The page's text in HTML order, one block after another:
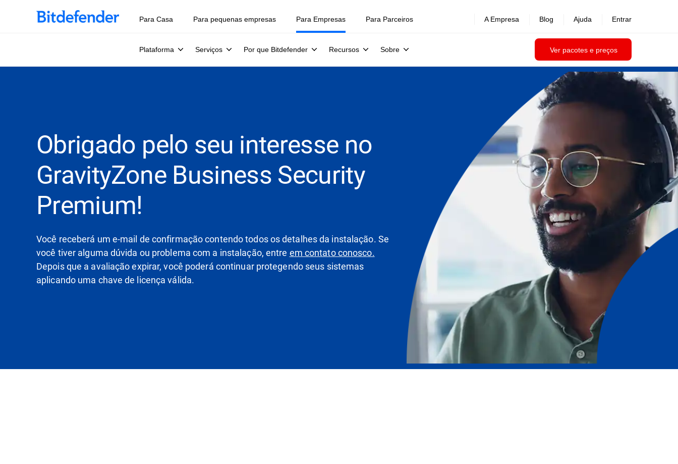
Para Casa Para pequenas empresas Para Empresas
Plataforma Serviços Por que Bitdefender Recursos Sobre Ver pacotes e preços
Para Parceiros A Empresa Blog Ajuda Entrar
Obrigado pelo seu interesse no
GravityZone Business Security
Premium!
Você receberá um e-mail de confirmação contendo todos os detalhes da instalação. Se
você tiver alguma dúvida ou problema com a instalação, entre em contato conosco.
Depois que a avaliação expirar, você poderá continuar protegendo seus sistemas
aplicando uma chave de licença válida.